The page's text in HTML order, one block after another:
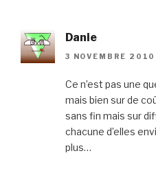
Danie
3 NOVEMBRE
Ce n’est pas une
mais bien sur de
sans fin mais sur
chacune d’elles
plus…